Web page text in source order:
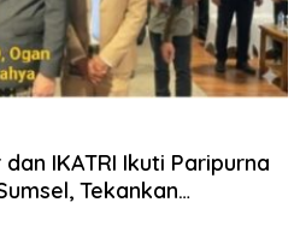
IKATRI Ikuti Paripurna
Tekankan